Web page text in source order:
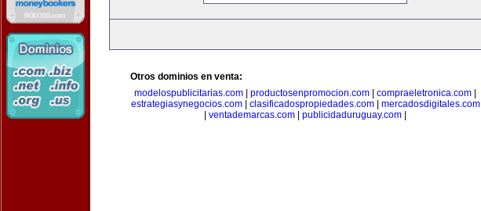
Otros dominios en venta:
modelospublicitarias.com
productosenpromocion.com compraeletronica.com
estrategiasynegocios.com| clasificadospropiedades.com| mercadosdigitales.com
ventademarcas.com publicidaduruguay.com